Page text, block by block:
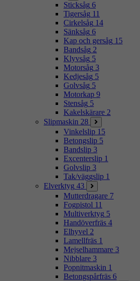
Sticksåg 6
Tigersåg 11
Cirkelsåg 14
Sänksåg 6
Kap och gersåg 15
Bandsåg 2
Klyvsåg 5
Motorsåg 3
Kedjesåg 5
Golvsåg 5
Motorkap 9
Stensåg 5
Kakelskärare 2
Slipmaskin 28
Vinkelslip 15
Betongslip 5
Bandslip 3
Excenterslip 1
Golvslip 3
Tak/väggslip 1
Elverktyg 43
Mutterdragare 7
Fogpistol 11
Multiverktyg 5
Handöverfräs 4
Elhyvel 2
Lamellfräs 1
Mejselhammare 3
Nibblare 3
Popnitmaskin 1
Betongspårfräs 6